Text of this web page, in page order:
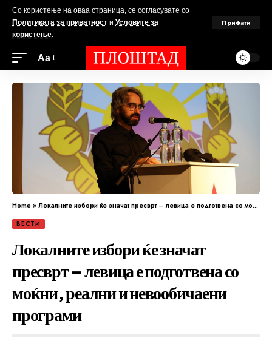
Со користење на оваа страница, се согласувате со
Политиката за приватност и Условите за
користење.
Прифати
Аа
Home»Локалните избори ќе значат пресврт – левица е подготвена со моќни, реални и невообичаени програми
ВЕСТИ
Локалните избори ќе значат
пресврт – левица е подготвена со
моќни, реални и невообичаени
програми